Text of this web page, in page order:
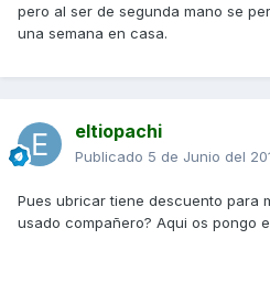
pero al ser de segunda mano se
una semana en casa.
eltiopachi
Publicado 5 de Junio del
Pues ubricar tiene descuento para
usado compañero? Aqui os pongo